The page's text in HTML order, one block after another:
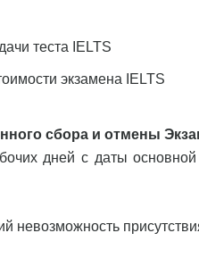
теста IELTS
экзамена IELTS
сбора и отмены
дней с даты
невозможность